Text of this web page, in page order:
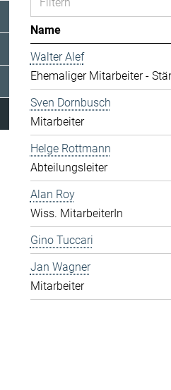
Name
Walter Alef
Ehemaliger Mitarbeiter -
Sven Dornbusch
Mitarbeiter
Helge Rottmann
Abteilungsleiter
Alan Roy
Wiss. MitarbeiterIn
Gino Tuccari
Jan Wagner
Mitarbeiter